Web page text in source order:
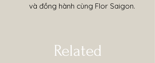
và đồng hành cùng Flor Saigon.
Related